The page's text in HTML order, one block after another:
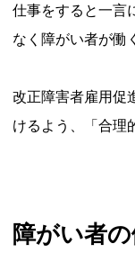
仕事をすると一言
なく障がい者が働
改正障害者雇用促
けるよう、「合理
障がい者